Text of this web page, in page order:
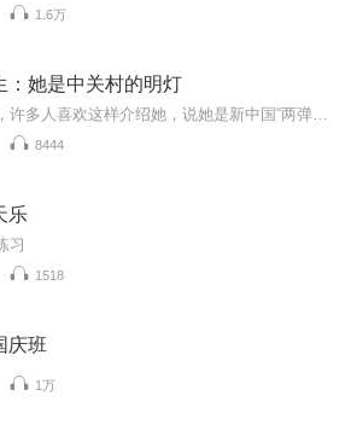
1.6万
：她是中关村的明灯
8444
乐
习
1518
庆班
1万